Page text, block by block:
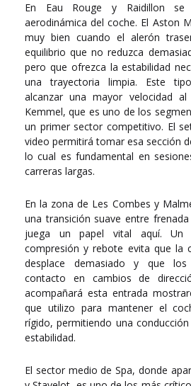
En Eau Rouge y Raidillon
aerodinámica del coche. El Aston
muy bien cuando el alerón
equilibrio que no reduzca
pero que ofrezca la estabilidad
una trayectoria limpia. Este
alcanzar una mayor velocidad
Kemmel, que es uno de los
un primer sector competitivo. El
video permitirá tomar esa sección
lo cual es fundamental en
carreras largas.
En la zona de Les Combes y
una transición suave entre
juega un papel vital aquí. Un
compresión y rebote evita que la
desplace demasiado y que los
contacto en cambios de
acompañará esta entrada
que utilizo para mantener el
rígido, permitiendo una
estabilidad.
El sector medio de Spa, donde